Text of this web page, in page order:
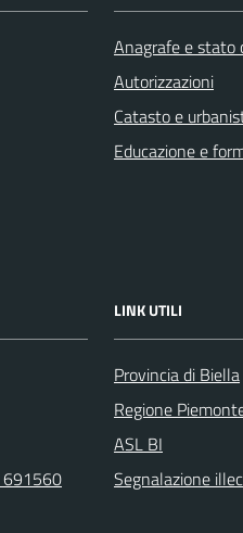
Anagrafe e stato
Autorizzazioni
Catasto e
Educazione e
LINK UTILI
Provincia di Biella
Regione
ASL BI
Segnalazione